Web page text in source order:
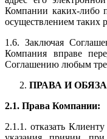
Компании каких-либо
осуществлением таких
1.6. Заключая
Компания вправе
Соглашению любым
ПРАВА И
2.1. Права Компании:
2.1.1. отказать